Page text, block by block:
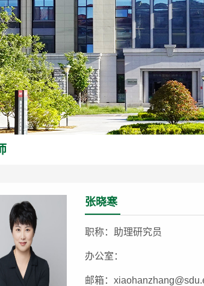
张晓寒
职称：助理研究员
办公室：
邮箱：